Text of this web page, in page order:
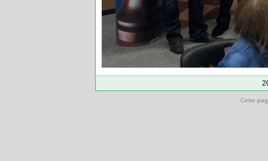
Cette